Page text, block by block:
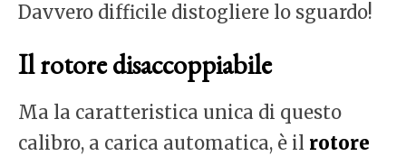
Davvero difficile distogliere lo sguardo!
Il rotore disaccoppiabile
Ma la caratteristica unica di questo
calibro, a carica automatica, è il rotore